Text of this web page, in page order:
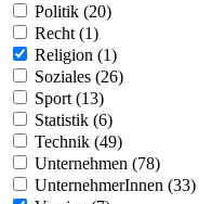
Politik (20)
Recht (1)
Religion (1)
Soziales (26)
Sport (13)
Statistik (6)
Technik (49)
Unternehmen (78)
UnternehmerInnen (33)